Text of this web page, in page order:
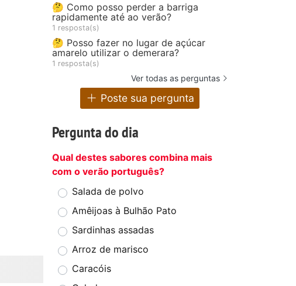
🤔 Como posso perder a barriga
rapidamente até ao verão?
1 resposta(s)
🤔 Posso fazer no lugar de açúcar
amarelo utilizar o demerara?
1 resposta(s)
Ver todas as perguntas
Poste sua pergunta
Pergunta do dia
Qual destes sabores combina mais
com o verão português?
Salada de polvo
Amêijoas à Bulhão Pato
Sardinhas assadas
Arroz de marisco
Caracóis